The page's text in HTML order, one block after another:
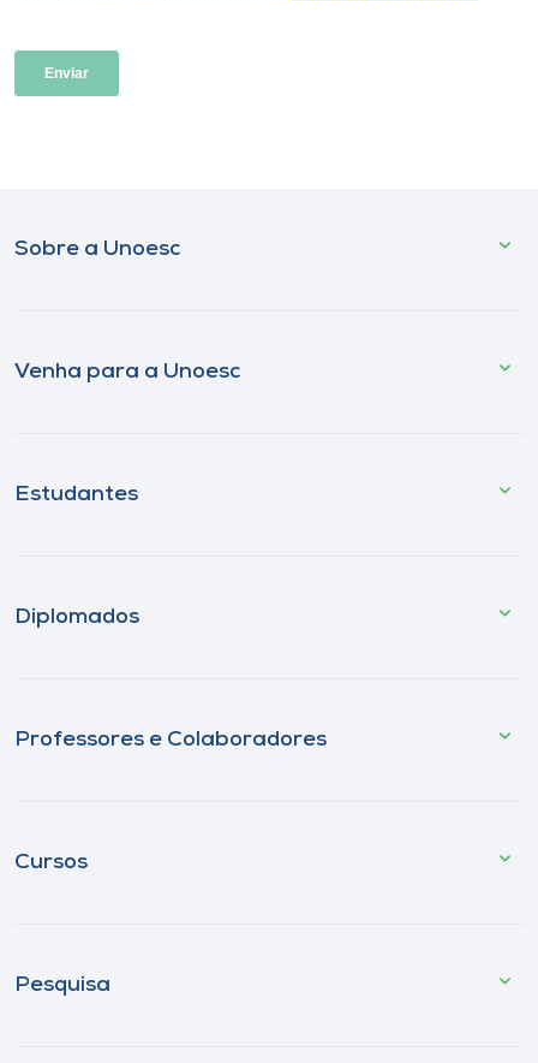
Sobre a Unoesc
Venha para a Unoesc
Estudantes
Diplomados
Professores e Colaboradores
Cursos
Pesquisa